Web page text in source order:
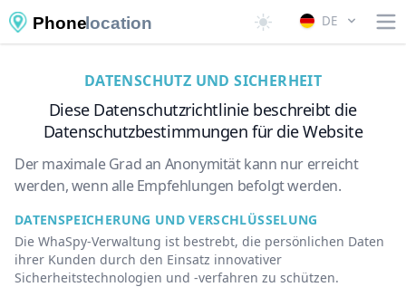
Phonelocation DE
DATENSCHUTZ UND SICHERHEIT
Diese Datenschutzrichtlinie beschreibt die
Datenschutzbestimmungen für die Website
Der maximale Grad an Anonymität kann nur erreicht
werden, wenn alle Empfehlungen befolgt werden.
DATENSPEICHERUNG UND VERSCHLÜSSELUNG
Die WhaSpy-Verwaltung ist bestrebt, die persönlichen Daten
ihrer Kunden durch den Einsatz innovativer
Sicherheitstechnologien und -verfahren zu schützen.